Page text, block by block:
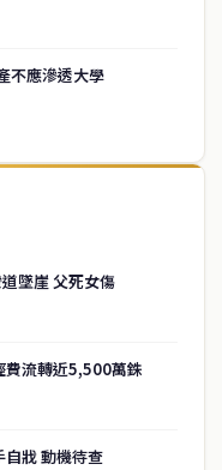
不應滲透大學
墜崖 父死女傷
費流轉近5,500萬銖
戕 動機待查
的中文新聞媒體，致力於